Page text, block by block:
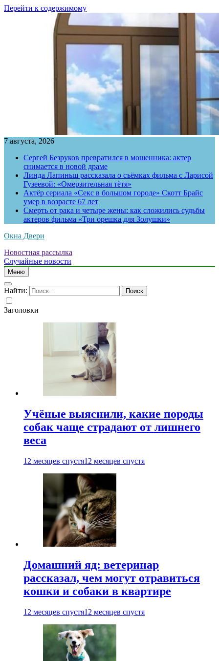
Перейти к содержимому
7 августа, 2026
Сергей Безруков превратился в мошенника: актер
снимается в новой драме
Линда Лапиньш рассказала о съёмках фильма с Ларисой
Гузеевой: «Омерзительная тётя»
Актёр сериала «Секс в большом городе» Скотт Брайс
умер в возрасте 67 лет
Смерть от рака и четыре жены: как сложились судьбы
актеров фильма «Три орешка для Золушки»
Окна Двери
Новостная рассылка
Случайные новости
Меню
Найти:
Заголовки
Учёные выяснили, какие породы
собак чаще страдают от лишнего
веса
12 месяцев спустя12 месяцев спустя
Домашний яд: ветеринар
рассказал, чем могут отравиться
кошки и собаки в квартире
12 месяцев спустя12 месяцев спустя